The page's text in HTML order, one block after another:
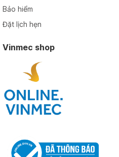
Bảo hiểm
Đặt lịch hẹn
Vinmec shop